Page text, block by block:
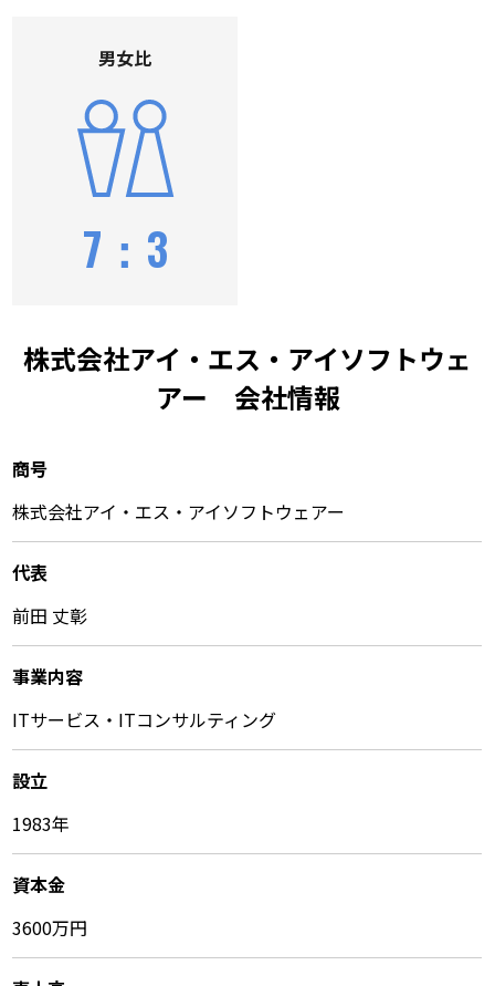
男⼥⽐
7：3
株式会社アイ・エス・アイソフトウェ
アー 会社情報
商号
株式会社アイ・エス・アイソフトウェアー
代表
前田 丈彰
事業内容
ITサービス・ITコンサルティング
設立
1983年
資本金
3600万円